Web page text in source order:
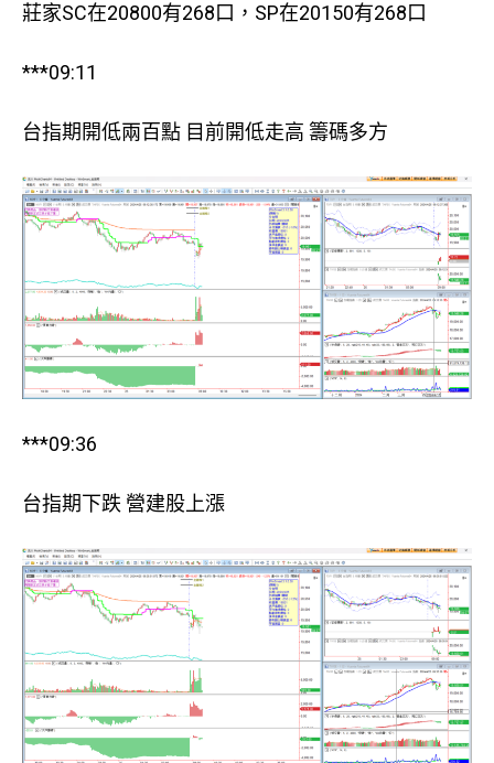
莊家SC在20800有268口，SP在20150有268口
***09:11
台指期開低兩百點 目前開低走高 籌碼多方
***09:36
台指期下跌 營建股上漲